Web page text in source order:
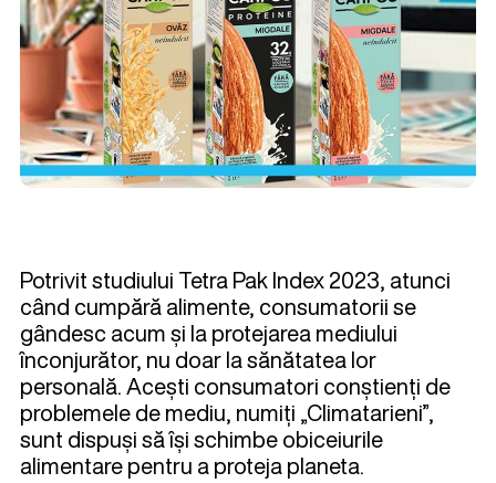
Potrivit studiului Tetra Pak Index 2023, atunci
când cumpără alimente, consumatorii se
gândesc acum și la protejarea mediului
înconjurător, nu doar la sănătatea lor
personală. Acești consumatori conștienți de
problemele de mediu, numiți „Climatarieni”,
sunt dispuși să își schimbe obiceiurile
alimentare pentru a proteja planeta.